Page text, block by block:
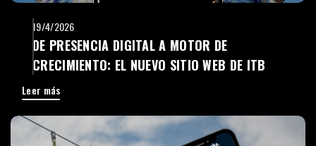
19/4/2026
DE PRESENCIA DIGITAL A MOTOR DE
CRECIMIENTO: EL NUEVO SITIO WEB DE ITB
AMERICAS
Leer más